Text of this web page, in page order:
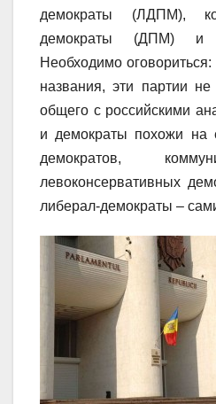
демократы (ЛДПМ),
демократы (ДПМ) и
Необходимо
названия, эти партии
общего с российскими
и демократы похожи на
демократов,
левоконсервативных
либерал-демократы –